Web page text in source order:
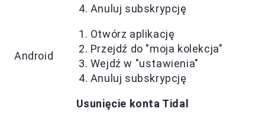
4. Anuluj subskrypcję
Android
1. Otwórz aplikację
2. Przejdź do "moja kolekcja"
3. Wejdź w "ustawienia"
4. Anuluj subskrypcję
Usunięcie konta Tidal